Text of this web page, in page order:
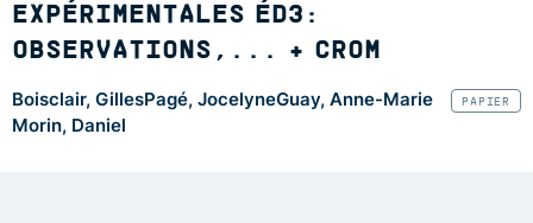
EXPÉRIMENTALES ÉD3:
OBSERVATIONS,... + CROM
Boisclair, GillesPagé, JocelyneGuay, Anne-Marie
Morin, Daniel
PAPIER